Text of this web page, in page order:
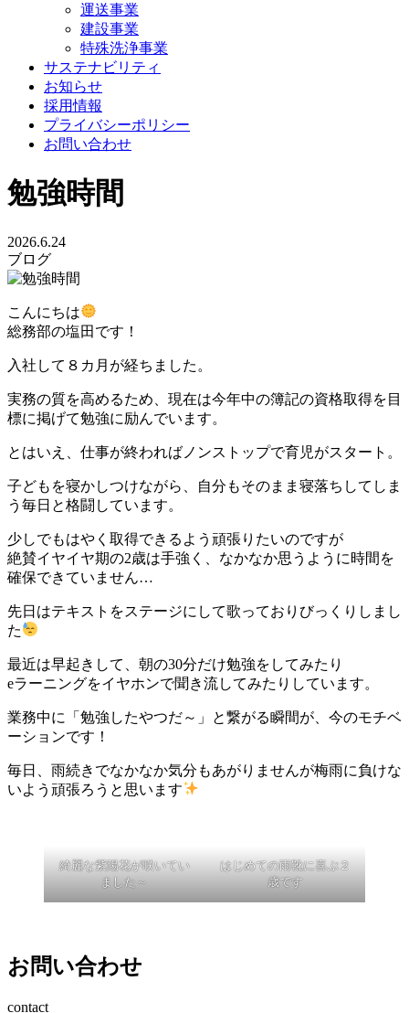
運送事業
建設事業
特殊洗浄事業
サステナビリティ
お知らせ
採用情報
プライバシーポリシー
お問い合わせ
勉強時間
2026.6.24
ブログ
こんにちは
総務部の塩田です！
入社して８カ月が経ちました。
実務の質を高めるため、現在は今年中の簿記の資格取得を目
標に掲げて勉強に励んでいます。
とはいえ、仕事が終わればノンストップで育児がスタート。
子どもを寝かしつけながら、自分もそのまま寝落ちしてしま
う毎日と格闘しています。
少しでもはやく取得できるよう頑張りたいのですが
絶賛イヤイヤ期の2歳は手強く、なかなか思うように時間を
確保できていません…
先日はテキストをステージにして歌っておりびっくりしまし
た
最近は早起きして、朝の30分だけ勉強をしてみたり
eラーニングをイヤホンで聞き流してみたりしています。
業務中に「勉強したやつだ～」と繋がる瞬間が、今のモチベ
ーションです！
毎日、雨続きでなかなか気分もあがりませんが梅雨に負けな
いよう頑張ろうと思います
綺麗な紫陽花が咲いてい
ました～
はじめての雨靴に喜ぶ２
歳です
お問い合わせ
contact